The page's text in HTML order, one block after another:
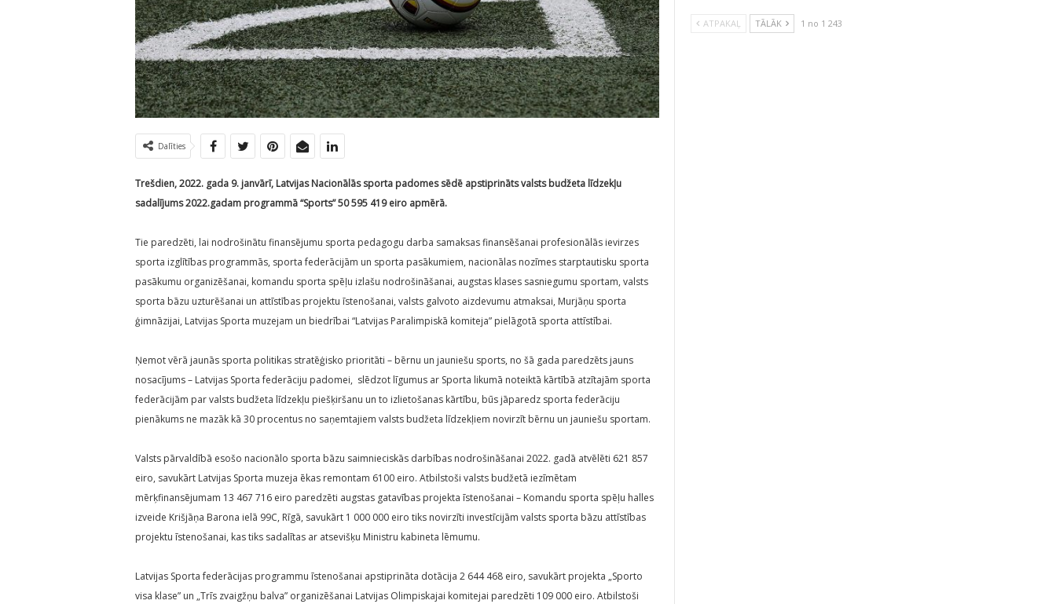
Dalīties
Trešdien, 2022. gada 9. janvārī, Latvijas Nacionālās sporta padomes sēdē apstiprināts valsts budžeta līdzekļu
sadalījums 2022.gadam programmā “Sports” 50 595 419 eiro apmērā.
Tie paredzēti, lai nodrošinātu finansējumu sporta pedagogu darba samaksas finansēšanai profesionālās ievirzes
sporta izglītības programmās, sporta federācijām un sporta pasākumiem, nacionālas nozīmes starptautisku sporta
pasākumu organizēšanai, komandu sporta spēļu izlašu nodrošināšanai, augstas klases sasniegumu sportam, valsts
sporta bāzu uzturēšanai un attīstības projektu īstenošanai, valsts galvoto aizdevumu atmaksai, Murjāņu sporta
ģimnāzijai, Latvijas Sporta muzejam un biedrībai “Latvijas Paralimpiskā komiteja” pielāgotā sporta attīstībai.
Ņemot vērā jaunās sporta politikas stratēģisko prioritāti – bērnu un jauniešu sports, no šā gada paredzēts jauns
nosacījums – Latvijas Sporta federāciju padomei, slēdzot līgumus ar Sporta likumā noteiktā kārtībā atzītajām sporta
federācijām par valsts budžeta līdzekļu piešķiršanu un to izlietošanas kārtību, būs jāparedz sporta federāciju
pienākums ne mazāk kā 30 procentus no saņemtajiem valsts budžeta līdzekļiem novirzīt bērnu un jauniešu sportam.
Valsts pārvaldībā esošo nacionālo sporta bāzu saimnieciskās darbības nodrošināšanai 2022. gadā atvēlēti 621 857
eiro, savukārt Latvijas Sporta muzeja ēkas remontam 6100 eiro. Atbilstoši valsts budžetā iezīmētam
mērķfinansējumam 13 467 716 eiro paredzēti augstas gatavības projekta īstenošanai – Komandu sporta spēļu halles
izveide Krišjāņa Barona ielā 99C, Rīgā, savukārt 1 000 000 eiro tiks novirzīti investīcijām valsts sporta bāzu attīstības
projektu īstenošanai, kas tiks sadalītas ar atsevišķu Ministru kabineta lēmumu.
Latvijas Sporta federācijas programmu īstenošanai apstiprināta dotācija 2 644 468 eiro, savukārt projekta „Sporto
visa klase” un „Trīs zvaigžņu balva” organizēšanai Latvijas Olimpiskajai komitejai paredzēti 109 000 eiro. Atbilstoši
ATPAKAĻ TĀLĀK 1 no 1 243